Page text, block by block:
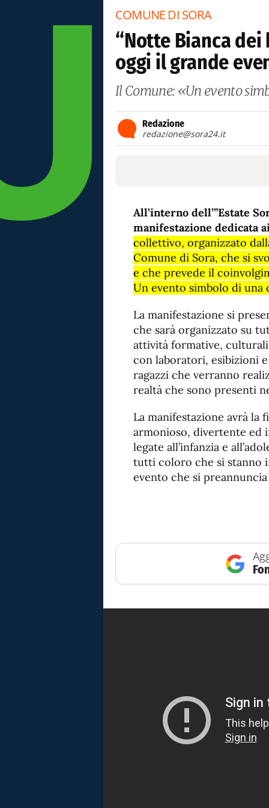
COMUNE DI SORA
“Notte Bianca
oggi il grande
Il Comune: «Un evento
Redazione
redazione@sora24.it
All’interno dell’”Estate
manifestazione dedicata
collettivo, organizzato
Comune di Sora, che si
e che prevede il
Un evento simbolo di una
La manifestazione si
che sarà organizzato su
attività formative,
con laboratori, esibizioni
ragazzi che verranno
realtà che sono presenti
La manifestazione avrà la
armonioso, divertente ed
legate all’infanzia e
tutti coloro che si stanno
evento che si